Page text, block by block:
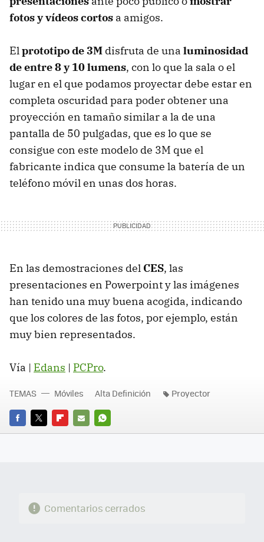
fotos y vídeos cortos a amigos.
Elprototipo de 3M disfruta de una luminosidad
de entre 8 y 10 lumens, con lo que la sala o el
lugar en el que podamos proyectar debe estar en
completa oscuridad para poder obtener una
proyección en tamaño similar a la de una
pantalla de 50 pulgadas, que es lo que se
consigue con este modelo de 3M que el
fabricante indica que consume la batería de un
teléfono móvil en unas dos horas.
En las demostraciones del CES, las
presentaciones en Powerpoint y las imágenes
han tenido una muy buena acogida, indicando
que los colores de las fotos, por ejemplo, están
muy bien representados.
Vía | Edans | PCPro.
FACEBOOK
TWITTERFLIPBOARD
E-
WHATSAPP
TEMAS Móviles Alta Definición Proyector
Comentarios cerrados